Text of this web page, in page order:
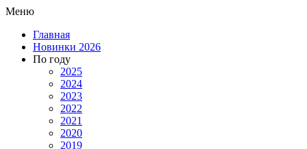
Меню
Главная
Новинки 2026
По году
2025
2024
2023
2022
2021
2020
2019